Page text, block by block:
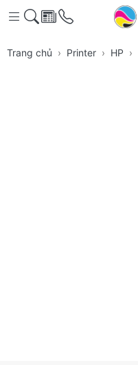
Trang chủ Printer HP